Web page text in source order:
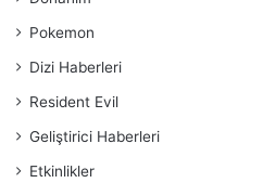
Pokemon
Dizi Haberleri
Resident Evil
Geliştirici Haberleri
Etkinlikler